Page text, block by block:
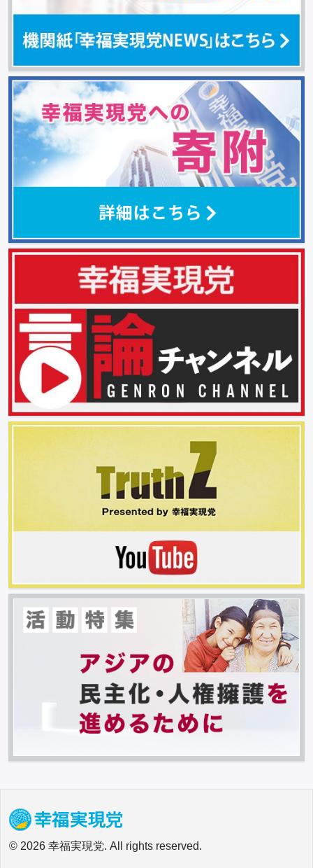
© 2026 幸福実現党. All rights reserved.